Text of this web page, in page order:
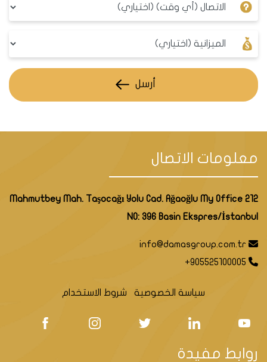
أرسل
معلومات الاتصال
Mahmutbey Mah. Taşocağı Yolu Cad. Ağaoğlu My Office 212
NO: 396 Basin Ekspres/İstanbul
info@damasgroup.com.tr
+905525100005
سياسة الخصوصية شروط الاستخدام
روابط مفيدة